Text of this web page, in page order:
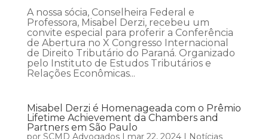
A nossa sócia, Conselheira Federal e
Professora, Misabel Derzi, recebeu um
convite especial para proferir a Conferência
de Abertura no X Congresso Internacional
de Direito Tributário do Paraná. Organizado
pelo Instituto de Estudos Tributários e
Relações Econômicas...
Misabel Derzi é Homenageada com o Prêmio
Lifetime Achievement da Chambers and
Partners em São Paulo
por SCMD Advogados| mar 22, 2024| Notícias